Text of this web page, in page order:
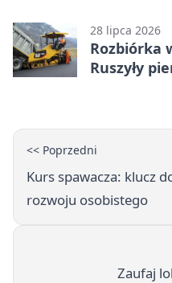
28 lipca 2026
Rozbiórka
Ruszyły
<< Poprzedni
Kurs spawacza: klucz
rozwoju osobistego
Zaufaj